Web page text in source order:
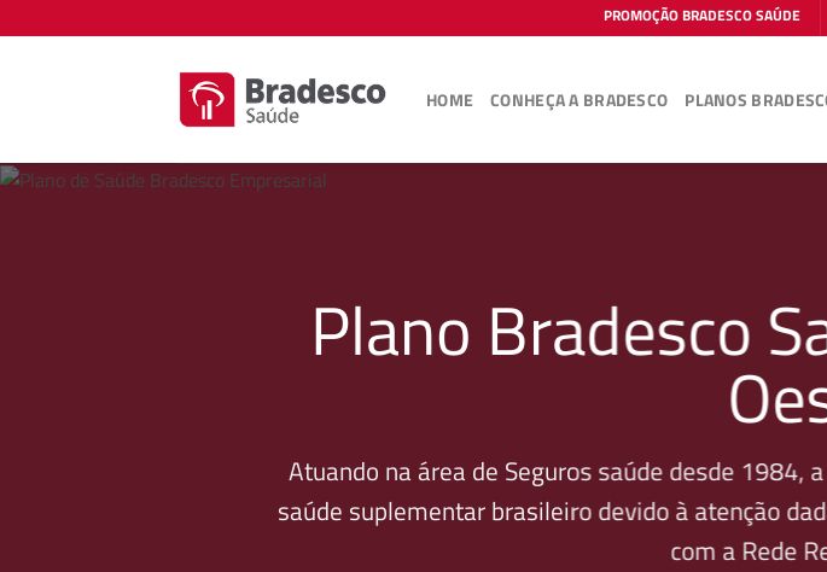
to
PROMOÇÃO BRADESCO SAÚDE
HOME CONHEÇA A BRADESCO PLANOS
Plano Bradesco
Atuando na área de Seguros saúde desde 1984,
saúde suplementar brasileiro devido à atenção
com a Rede